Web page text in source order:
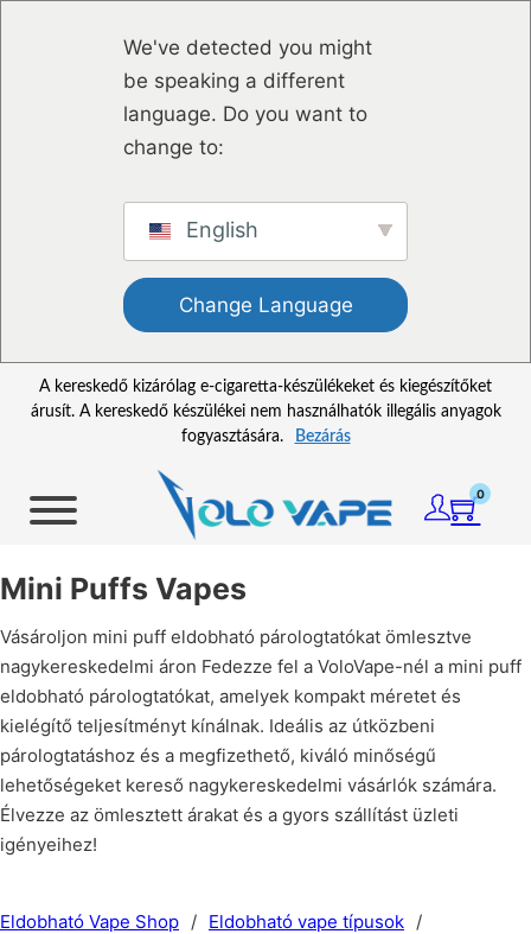
We've detected you might
be speaking a different
language. Do you want to
change to:
English
Change Language
A kereskedő kizárólag e-cigaretta-készülékeket és kiegészítőket
árusít. A kereskedő készülékei nem használhatók illegális anyagok
fogyasztására.
Bezárás
0
Mini Puffs Vapes
Vásároljon mini puff eldobható párologtatókat ömlesztve
nagykereskedelmi áron Fedezze fel a VoloVape-nél a mini puff
eldobható párologtatókat, amelyek kompakt méretet és
kielégítő teljesítményt kínálnak. Ideális az útközbeni
párologtatáshoz és a megfizethető, kiváló minőségű
lehetőségeket kereső nagykereskedelmi vásárlók számára.
Élvezze az ömlesztett árakat és a gyors szállítást üzleti
igényeihez!
Eldobható Vape Shop / Eldobható vape típusok /